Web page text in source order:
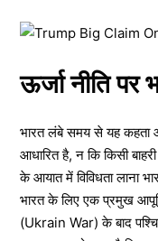
ऊर्जा नीति
भारत लंबे समय से यह कहता
आधारित है, न कि किसी
के आयात में विविधता लाना
भारत के लिए एक प्रमुख
(Ukrain War) के बाद